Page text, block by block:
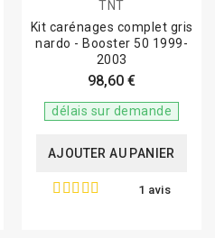
TNT
Kit carénages complet gris
nardo - Booster 50 1999-
2003
98,60 €
délais sur demande
AJOUTER AU PANIER
1 avis